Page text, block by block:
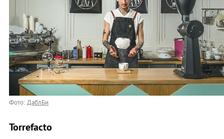
Фото: ДаблБи
Torrefacto